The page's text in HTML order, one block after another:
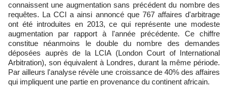
connaissent une augmentation sans précédent du nombre des
requêtes. La CCI a ainsi annoncé que 767 affaires d'arbitrage
ont été introduites en 2013, ce qui représente une modeste
augmentation par rapport à l'année précédente. Ce chiffre
constitue néanmoins le double du nombre des demandes
déposées auprès de la LCIA (London Court of International
Arbitration), son équivalent à Londres, durant la même période.
Par ailleurs l'analyse révèle une croissance de 40% des affaires
qui impliquent une partie en provenance du continent africain.